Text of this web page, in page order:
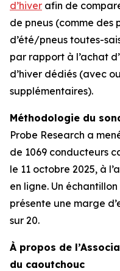
d’hiver afin de
de pneus (comme des
d’été/pneus toutes-
par rapport à l’achat
d’hiver dédiés (avec
supplémentaires).
Méthodologie du
Probe Research a
de 1069 conducteurs
le 11 octobre 2025, à
en ligne. Un
présente une marge
sur 20.
À propos de
du caoutchouc